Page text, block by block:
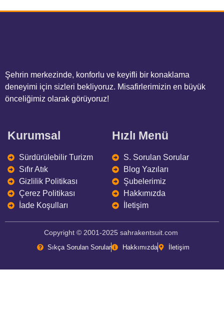
Şehrin merkezinde, konforlu ve keyifli bir konaklama
deneyimi için sizleri bekliyoruz. Misafirlerimizin en büyük
önceliğimiz olarak görüyoruz!
Kurumsal
Sürdürülebilir Turizm
Sıfır Atık
Gizlilik Politikası
Çerez Politikası
İade Koşulları
Hızlı Menü
S. Sorulan Sorular
Blog Yazıları
Şubelerimiz
Hakkımızda
İletişim
Copyright © 2001-2025 sahrakentsuit.com
Sıkça Sorulan Sorular Hakkımızda İletişim